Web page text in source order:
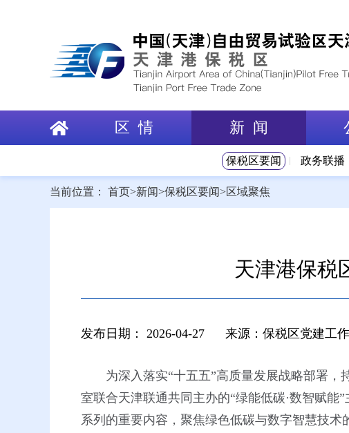
区 情 新 闻
保税区要闻 政务联播
当前位置： 首页>新闻>保税区要闻>区域聚焦
天津港保税
发布日期： 2026-04-27 来源：保税区党建工
为深入落实“十五五”高质量发展战略部署
室联合天津联通共同主办的“绿能低碳·数智赋能
系列的重要内容，聚焦绿色低碳与数字智慧技